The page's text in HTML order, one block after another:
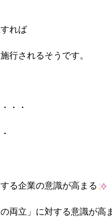
れば
行されるそうです。
・・
る企業の意識が高まる
の両立」に対する意識が高